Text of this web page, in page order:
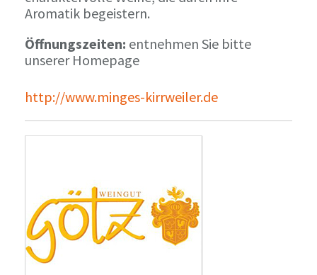
Aromatik begeistern.
Öffnungszeiten: entnehmen Sie bitte
unserer Homepage
http://www.minges-kirrweiler.de